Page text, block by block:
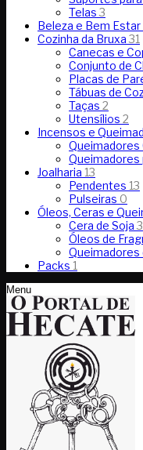
Telas3
Beleza e Bem Estar
Cozinha da Bruxa31
Canecas e
Conjunto de
Placas de
Tábuas de
Taças 2
Utensílios 2
Incensos e
Queimadores
Joalharia 13
Pendentes 13
Pulseiras 0
Óleos, Ceras e
Cera de Soja3
Óleos de
Queimadores
Packs 1
Menu